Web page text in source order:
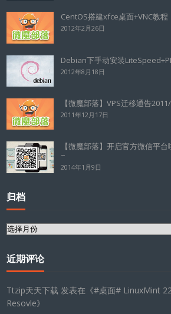
CentOS搭建xfce桌面+VNC教程
2012年2月26日
Debian下手动安装
2012年8月18日
【微魔部落】VPS迁移通告
2011年12月17日
【微魔部落】开启官方微信平
~
2014年1月9日
归档
归
近期评论
Ttzip天天下载 发表在《#桌面# LinuxMint
Resovle》